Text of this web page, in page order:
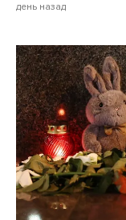
день назад